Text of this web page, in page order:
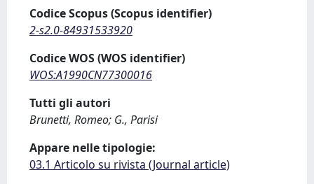
Codice Scopus (Scopus identifier)
2-s2.0-84931533920
Codice WOS (WOS identifier)
WOS:A1990CN77300016
Tutti gli autori
Brunetti, Romeo; G., Parisi
Appare nelle tipologie:
03.1 Articolo su rivista (Journal article)